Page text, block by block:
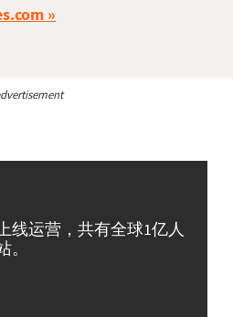
线运营，共有全球1亿人